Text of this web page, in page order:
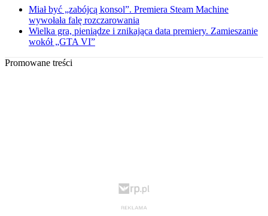
Miał być „zabójcą konsol”. Premiera Steam Machine
wywołała falę rozczarowania
Wielka gra, pieniądze i znikająca data premiery. Zamieszanie
wokół „GTA VI”
Promowane treści